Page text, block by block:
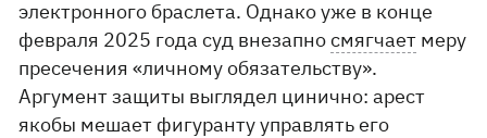
электронного браслета. Однако уже в конце
февраля 2025 года суд внезапносмягчает меру
пресечения «личному обязательству».
Аргумент защиты выглядел цинично: арест
якобы мешает фигуранту управлять его